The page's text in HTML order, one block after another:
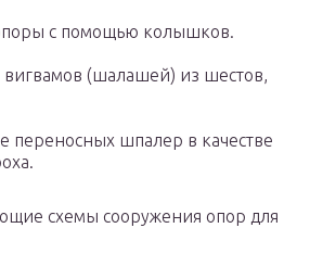
с помощью колышков.
вигвамов (шалашей) из шестов,
переносных шпалер в качестве
схемы сооружения опор для